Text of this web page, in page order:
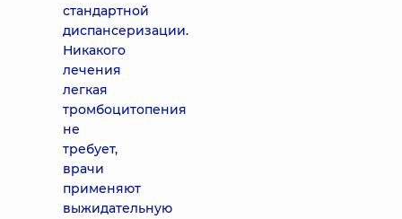
стандартной
диспансеризации.
Никакого
лечения
легкая
тромбоцитопения
не
требует,
врачи
применяют
выжидательную